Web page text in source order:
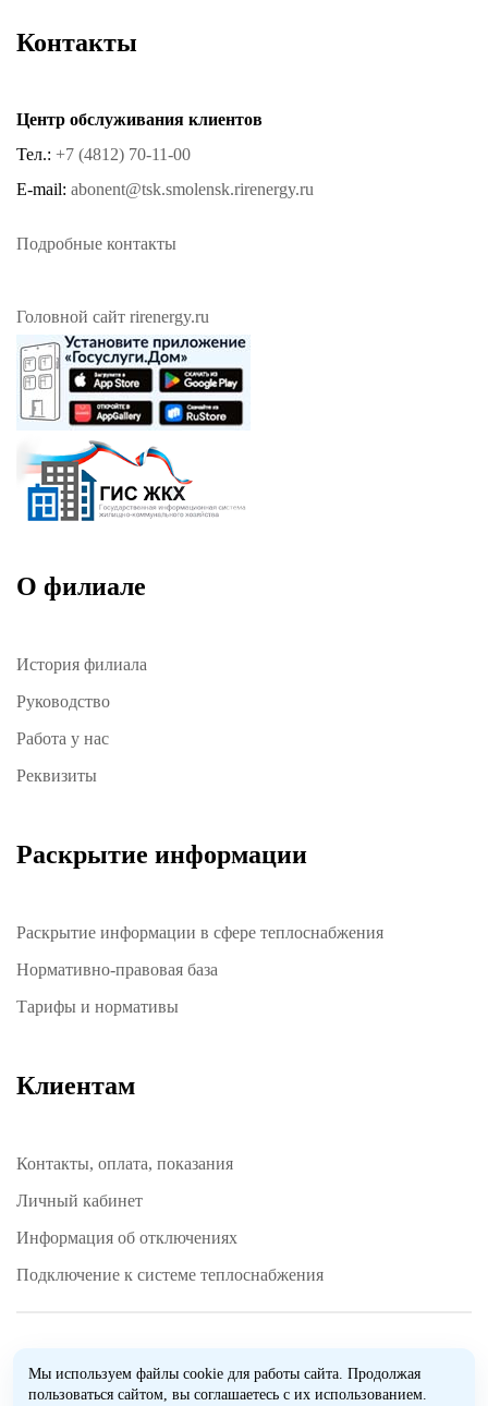
Контакты
Центр обслуживания клиентов
Тел.: +7 (4812) 70-11-00
E-mail: abonent@tsk.smolensk.rirenergy.ru
Подробные контакты
Головной сайт rirenergy.ru
О филиале
История филиала
Руководство
Работа у нас
Реквизиты
Раскрытие информации
Раскрытие информации в сфере теплоснабжения
Нормативно-правовая база
Тарифы и нормативы
Клиентам
Контакты, оплата, показания
Личный кабинет
Информация об отключениях
Подключение к системе теплоснабжения
COPYRIGHT 2025 АО “РИР Энерго”
Мы используем файлы cookie для работы сайта. Продолжая
пользоваться сайтом, вы соглашаетесь с их использованием.